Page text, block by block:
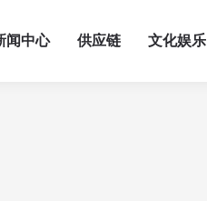
闻中心 供应链 文化娱乐